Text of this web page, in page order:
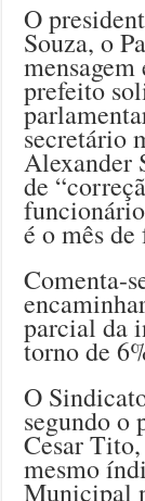
O
Souza, o
prefeito
secretário
Alexander
de
é o mês
Comenta-
parcial da
torno de
O
segundo o
Cesar
mesmo
Municipal